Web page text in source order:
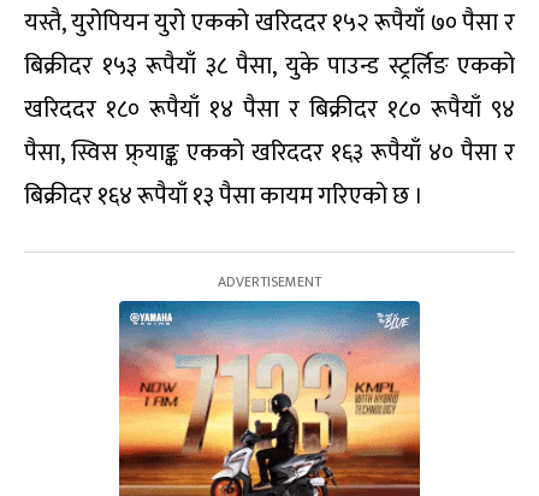
यस्तै, युरोपियन युरो एकको खरिददर १५२ रूपैयाँ ७० पैसा र
बिक्रीदर १५३ रूपैयाँ ३८ पैसा, युके पाउन्ड स्ट्रर्लिङ एकको
खरिददर १८० रूपैयाँ १४ पैसा र बिक्रीदर १८० रूपैयाँ ९४
पैसा, स्विस फ्र्याङ्क एकको खरिददर १६३ रूपैयाँ ४० पैसा र
बिक्रीदर १६४ रूपैयाँ १३ पैसा कायम गरिएको छ ।